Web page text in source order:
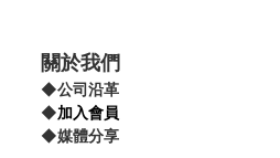
關於我們
◆公司沿革
◆加入會員
◆媒體分享